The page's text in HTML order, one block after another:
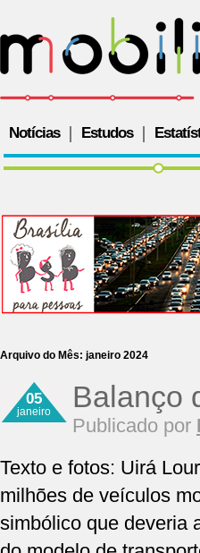
Notícias Estudos
Arquivo do Mês: janeiro 2024
05
janeiro Balanço
Publicado por
Texto e fotos: Uirá
milhões de veículos
simbólico que deveria